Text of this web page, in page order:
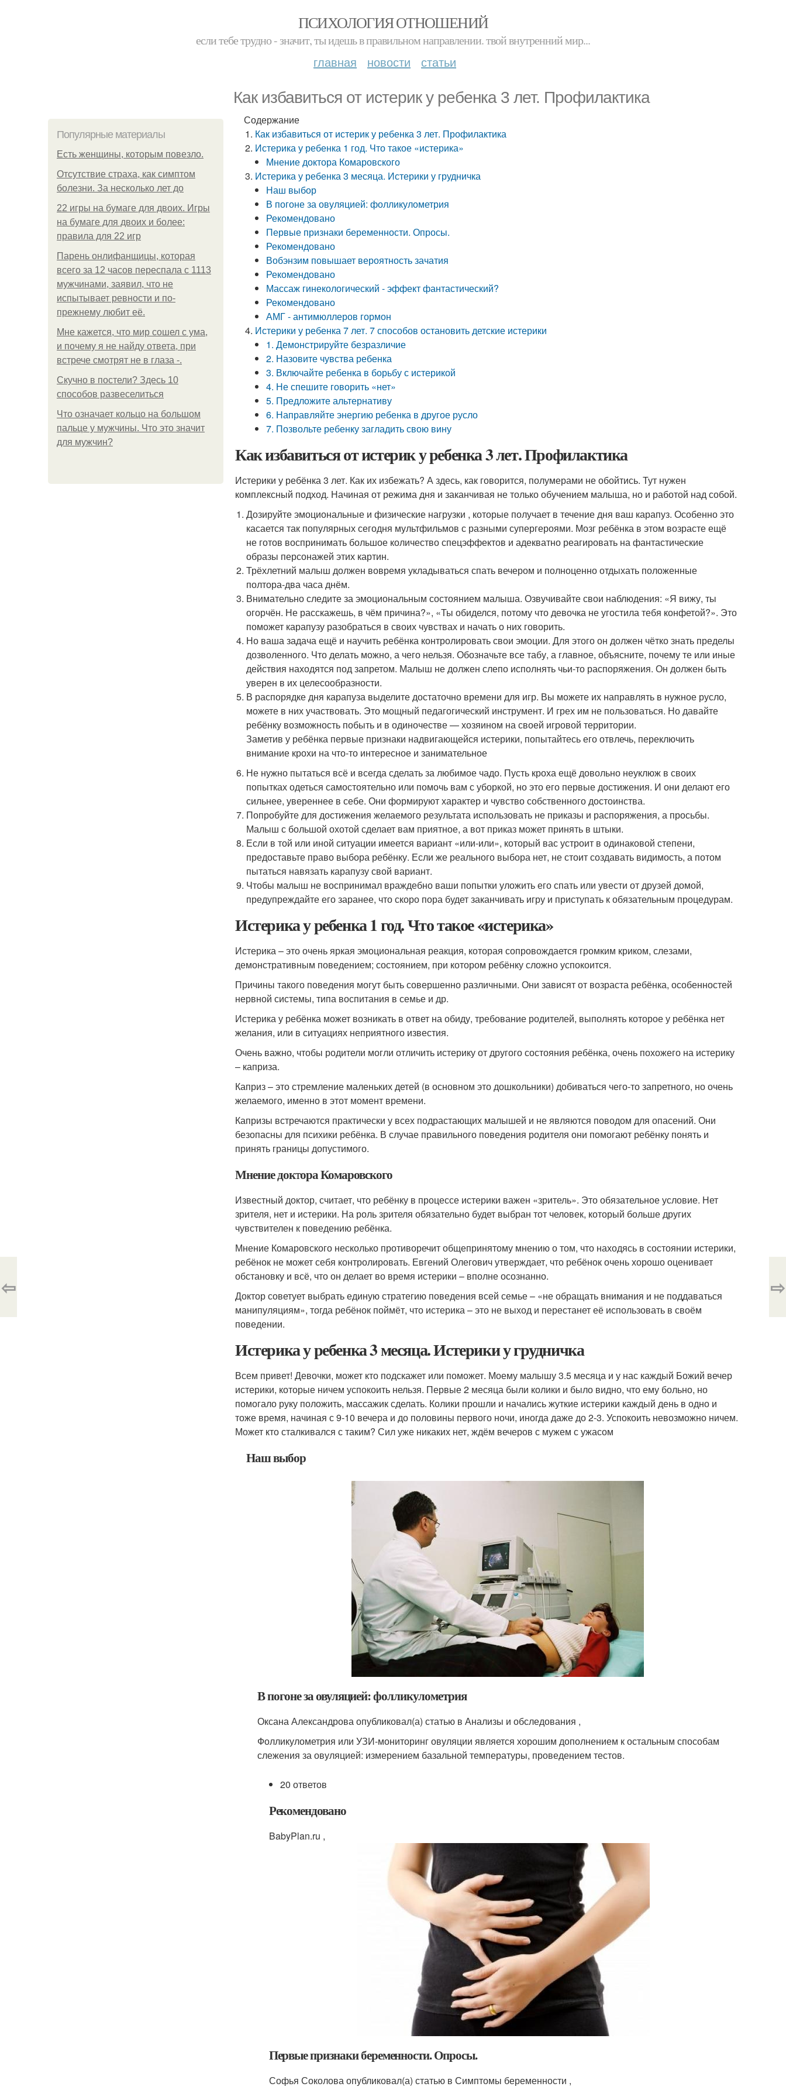
ПСИХОЛОГИЯ ОТНОШЕНИЙ
если тебе трудно - значит, ты идешь в правильном направлении. твой внутренний мир...
главная новости статьи
Как избавиться от истерик у ребенка 3 лет. Профилактика
Популярные материалы
Есть женщины, которым повезло.
Отсутствие страха, как симптом
болезни. За несколько лет до
22 игры на бумаге для двоих. Игры
на бумаге для двоих и более:
правила для 22 игр
Парень онлифанщицы, которая
всего за 12 часов переспала с 1113
мужчинами, заявил, что не
испытывает ревности и по-
прежнему любит её.
Мне кажется, что мир сошел с ума,
и почему я не найду ответа, при
встрече смотрят не в глаза -.
Скучно в постели? Здесь 10
способов развеселиться
Что означает кольцо на большом
пальце у мужчины. Что это значит
для мужчин?
Содержание
Как избавиться от истерик у ребенка 3 лет. Профилактика
Истерика у ребенка 1 год. Что такое «истерика»
Мнение доктора Комаровского
Истерика у ребенка 3 месяца. Истерики у грудничка
Наш выбор
В погоне за овуляцией: фолликулометрия
Рекомендовано
Первые признаки беременности. Опросы.
Рекомендовано
Вобэнзим повышает вероятность зачатия
Рекомендовано
Массаж гинекологический - эффект фантастический?
Рекомендовано
АМГ - антимюллеров гормон
Истерики у ребенка 7 лет. 7 способов остановить детские истерики
1. Демонстрируйте безразличие
2. Назовите чувства ребенка
3. Включайте ребенка в борьбу с истерикой
4. Не спешите говорить «нет»
5. Предложите альтернативу
6. Направляйте энергию ребенка в другое русло
7. Позвольте ребенку загладить свою вину
Как избавиться от истерик у ребенка 3 лет. Профилактика
Истерики у ребёнка 3 лет. Как их избежать? А здесь, как говорится, полумерами не обойтись. Тут нужен
комплексный подход. Начиная от режима дня и заканчивая не только обучением малыша, но и работой над собой.
Дозируйте эмоциональные и физические нагрузки , которые получает в течение дня ваш карапуз. Особенно это
касается так популярных сегодня мультфильмов с разными супергероями. Мозг ребёнка в этом возрасте ещё
не готов воспринимать большое количество спецэффектов и адекватно реагировать на фантастические
образы персонажей этих картин.
Трёхлетний малыш должен вовремя укладываться спать вечером и полноценно отдыхать положенные
полтора-два часа днём.
Внимательно следите за эмоциональным состоянием малыша. Озвучивайте свои наблюдения: «Я вижу, ты
огорчён. Не расскажешь, в чём причина?», «Ты обиделся, потому что девочка не угостила тебя конфетой?». Это
поможет карапузу разобраться в своих чувствах и начать о них говорить.
Но ваша задача ещё и научить ребёнка контролировать свои эмоции. Для этого он должен чётко знать пределы
дозволенного. Что делать можно, а чего нельзя. Обозначьте все табу, а главное, объясните, почему те или иные
действия находятся под запретом. Малыш не должен слепо исполнять чьи-то распоряжения. Он должен быть
уверен в их целесообразности.
В распорядке дня карапуза выделите достаточно времени для игр. Вы можете их направлять в нужное русло,
можете в них участвовать. Это мощный педагогический инструмент. И грех им не пользоваться. Но давайте
ребёнку возможность побыть и в одиночестве — хозяином на своей игровой территории.
Заметив у ребёнка первые признаки надвигающейся истерики, попытайтесь его отвлечь, переключить
внимание крохи на что-то интересное и занимательное
Не нужно пытаться всё и всегда сделать за любимое чадо. Пусть кроха ещё довольно неуклюж в своих
попытках одеться самостоятельно или помочь вам с уборкой, но это его первые достижения. И они делают его
сильнее, увереннее в себе. Они формируют характер и чувство собственного достоинства.
Попробуйте для достижения желаемого результата использовать не приказы и распоряжения, а просьбы.
Малыш с большой охотой сделает вам приятное, а вот приказ может принять в штыки.
Если в той или иной ситуации имеется вариант «или-или», который вас устроит в одинаковой степени,
предоставьте право выбора ребёнку. Если же реального выбора нет, не стоит создавать видимость, а потом
пытаться навязать карапузу свой вариант.
Чтобы малыш не воспринимал враждебно ваши попытки уложить его спать или увести от друзей домой,
предупреждайте его заранее, что скоро пора будет заканчивать игру и приступать к обязательным процедурам.
Истерика у ребенка 1 год. Что такое «истерика»
Истерика – это очень яркая эмоциональная реакция, которая сопровождается громким криком, слезами,
демонстративным поведением; состоянием, при котором ребёнку сложно успокоится.
Причины такого поведения могут быть совершенно различными. Они зависят от возраста ребёнка, особенностей
нервной системы, типа воспитания в семье и др.
Истерика у ребёнка может возникать в ответ на обиду, требование родителей, выполнять которое у ребёнка нет
желания, или в ситуациях неприятного известия.
Очень важно, чтобы родители могли отличить истерику от другого состояния ребёнка, очень похожего на истерику
– каприза.
Каприз – это стремление маленьких детей (в основном это дошкольники) добиваться чего-то запретного, но очень
желаемого, именно в этот момент времени.
Капризы встречаются практически у всех подрастающих малышей и не являются поводом для опасений. Они
безопасны для психики ребёнка. В случае правильного поведения родителя они помогают ребёнку понять и
принять границы допустимого.
Мнение доктора Комаровского
Известный доктор, считает, что ребёнку в процессе истерики важен «зритель». Это обязательное условие. Нет
зрителя, нет и истерики. На роль зрителя обязательно будет выбран тот человек, который больше других
чувствителен к поведению ребёнка.
Мнение Комаровского несколько противоречит общепринятому мнению о том, что находясь в состоянии истерики,
ребёнок не может себя контролировать. Евгений Олегович утверждает, что ребёнок очень хорошо оценивает
обстановку и всё, что он делает во время истерики – вполне осознанно.
Доктор советует выбрать единую стратегию поведения всей семье – «не обращать внимания и не поддаваться
манипуляциям», тогда ребёнок поймёт, что истерика – это не выход и перестанет её использовать в своём
поведении.
Истерика у ребенка 3 месяца. Истерики у грудничка
Всем привет! Девочки, может кто подскажет или поможет. Моему малышу 3.5 месяца и у нас каждый Божий вечер
истерики, которые ничем успокоить нельзя. Первые 2 месяца были колики и было видно, что ему больно, но
помогало руку положить, массажик сделать. Колики прошли и начались жуткие истерики каждый день в одно и
тоже время, начиная с 9-10 вечера и до половины первого ночи, иногда даже до 2-3. Успокоить невозможно ничем.
Может кто сталкивался с таким? Сил уже никаких нет, ждём вечеров с мужем с ужасом
Наш выбор
В погоне за овуляцией: фолликулометрия
Оксана Александрова опубликовал(а) статью в Анализы и обследования ,
Фолликулометрия или УЗИ-мониторинг овуляции является хорошим дополнением к остальным способам
слежения за овуляцией: измерением базальной температуры, проведением тестов.
20 ответов
Рекомендовано
BabyPlan.ru ,
Первые признаки беременности. Опросы.
Софья Соколова опубликовал(а) статью в Симптомы беременности ,
⇦ ⇨